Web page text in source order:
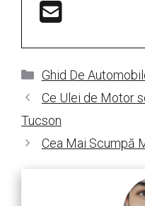
Categorii
Ghid De
Ce Ulei de Motor
Tucson
Cea Mai Scumpă